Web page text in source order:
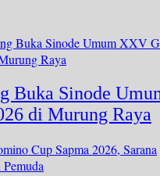
Buka Sinode
di Murung Raya